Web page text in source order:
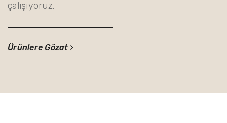
çalışıyoruz.
Ürünlere Gözat